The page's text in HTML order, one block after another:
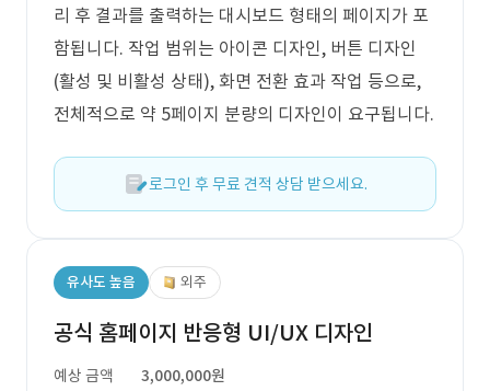
리 후 결과를 출력하는 대시보드 형태의 페이지가 포
함됩니다. 작업 범위는 아이콘 디자인, 버튼 디자인
(활성 및 비활성 상태), 화면 전환 효과 작업 등으로,
전체적으로 약 5페이지 분량의 디자인이 요구됩니다.
로그인 후 무료 견적 상담 받으세요.
유사도 높음 외주
공식 홈페이지 반응형 UI/UX 디자인
예상 금액
3,000,000원